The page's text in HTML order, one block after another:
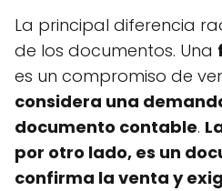
La principal diferencia
de los documentos. Una
es un compromiso de
considera una
documento contable.
por otro lado, es un
confirma la venta y